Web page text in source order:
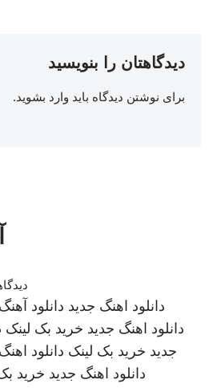
دیدگاهتان را بنویسید
برای نوشتن دیدگاه باید وارد بشوید.
دانلود اهنگ جدید دانلود
دانلود اهنگ جدید خرید بک لینک
جدید خرید بک لینک دانلود
دانلود اهنگ جدید خرید